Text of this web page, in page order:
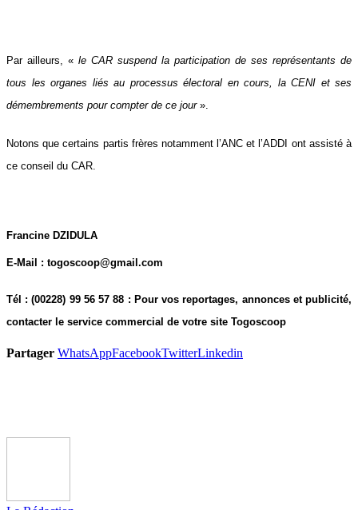
Par ailleurs, « le CAR suspend la participation de ses représentants de
tous les organes liés au processus électoral en cours, la CENI et ses
démembrements pour compter de ce jour».
Notons que certains partis frères notamment l’ANC et l’ADDI ont assisté à
ce conseil du CAR.
Francine DZIDULA
E-Mail : togoscoop@gmail.com
Tél : (00228) 99 56 57 88 : Pour vos reportages, annonces et publicité,
contacter le service commercial de votre site Togoscoop
Partager WhatsAppFacebookTwitterLinkedin